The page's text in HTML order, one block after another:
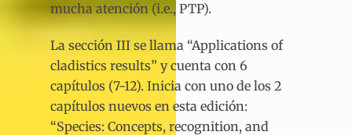
mucha atención (i.e., PTP).
La sección III se llama “Applications of
cladistics results” y cuenta con 6
capítulos (7-12). Inicia con uno de los 2
capítulos nuevos en esta edición:
“Species: Concepts, recognition, and